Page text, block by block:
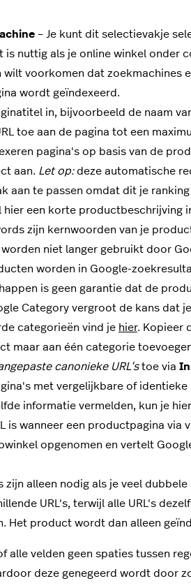
– Je kunt dit selectievakje
is nuttig als je online winkel onder
wilt voorkomen dat zoekmachines
wordt geïndexeerd.
in, bijvoorbeeld de naam
toe aan de pagina tot een
pagina's op basis van de
aan. Let op:deze automatische
aan te passen omdat dit je
hier een korte productbeschrijving
zijn kernwoorden van je
niet langer gebruikt door
worden in Google-
is geen garantie dat de
Category vergroot de kans dat
categorieën vind je hier. Kopieer
maar aan één categorie
canonieke URL‘stoe via
met vergelijkbare of
informatie vermelden, kun je
is wanneer een productpagina via
opgenomen en vertelt
zijn alleen nodig als je veel
URL's, terwijl alle URL's
Het product wordt dan alleen
alle velden geen spaties tussen
deze genegeerd wordt door